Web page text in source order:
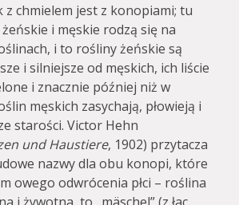
z chmielem jest z konopiami; tu
i męskie rodzą się na
i to rośliny żeńskie są
i silniejsze od męskich, ich liście
i znacznie później niż w
męskich zasychają, płowieją i
starości. Victor Hehn
und Haustiere, 1902) przytacza
nazwy dla obu konopi, które
owego odwrócenia płci – roślina